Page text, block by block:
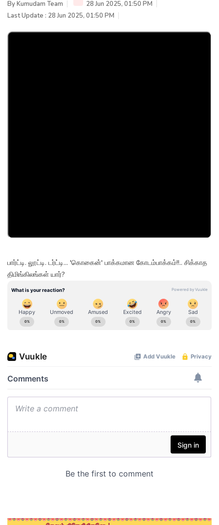
ByKumudam Team
28 Jun 2025, 01:50 PM
Last Update : 28 Jun 2025, 01:50 PM
பார்ட்டி. லூட்டி. டர்ட்டி... 'கொகைன்' பாக்கமான கோடம்பாக்கம்!!.. சிக்காத
திமிங்கிலங்கள் யார்?